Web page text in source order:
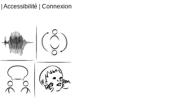
Accessibilité Connexion